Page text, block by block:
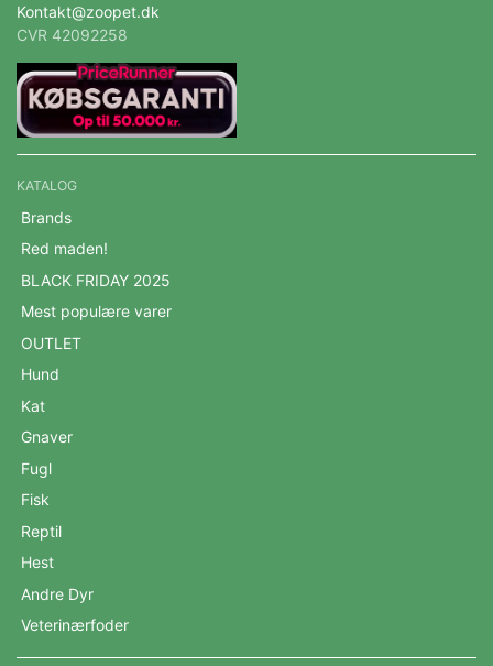
Kontakt@zoopet.dk
CVR 42092258
KATALOG
Brands
Red maden!
BLACK FRIDAY 2025
Mest populære varer
OUTLET
Hund
Kat
Gnaver
Fugl
Fisk
Reptil
Hest
Andre Dyr
Veterinærfoder